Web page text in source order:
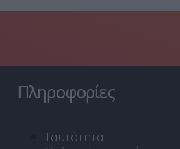
Πληροφορίες
Ταυτότητα